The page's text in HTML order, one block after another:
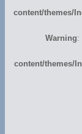
content/themes/
Warning:
content/themes/